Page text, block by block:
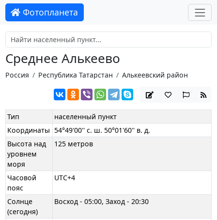
Фотопланета
Среднее Алькеево
Россия Республика Татарстан Алькеевский район
Тип
населенный пункт
Координаты 54°49'00'' с. ш. 50°01'60'' в. д.
Высота над
уровнем
моря
125 метров
Часовой
пояс
UTC+4
Солнце
(сегодня)
Восход - 05:00, Заход - 20:30